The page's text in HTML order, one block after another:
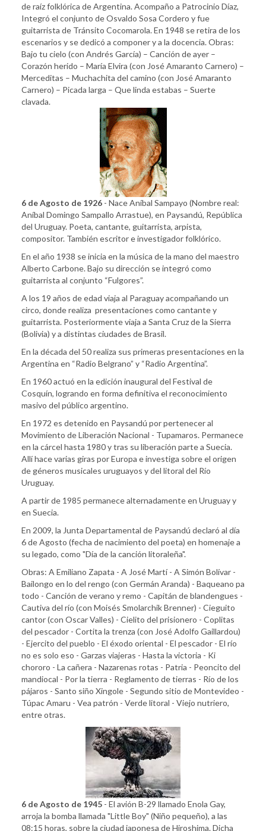
de raíz folklórica de Argentina. Acompaño a Patrocinio Díaz,
Integró el conjunto de Osvaldo Sosa Cordero y fue
guitarrista de Tránsito Cocomarola. En 1948 se retira de los
escenarios y se dedicó a componer y a la docencia. Obras:
Bajo tu cielo (con Andrés García) – Canción de ayer –
Corazón herido – María Elvira (con José Amaranto Carnero) –
Merceditas – Muchachita del camino (con José Amaranto
Carnero) – Picada larga – Que linda estabas – Suerte
clavada.
6 de Agosto de 1926 - Nace Aníbal Sampayo (Nombre real:
Aníbal Domingo Sampallo Arrastue), en Paysandú, República
del Uruguay. Poeta, cantante, guitarrista, arpista,
compositor. También escritor e investigador folklórico.
En el año 1938 se inicia en la música de la mano del maestro
Alberto Carbone. Bajo su dirección se integró como
guitarrista al conjunto “Fulgores”.
A los 19 años de edad viaja al Paraguay acompañando un
circo, donde realiza presentaciones como cantante y
guitarrista. Posteriormente viaja a Santa Cruz de la Sierra
(Bolivia) y a distintas ciudades de Brasil.
En la década del 50 realiza sus primeras presentaciones en la
Argentina en “Radio Belgrano” y “Radio Argentina”.
En 1960 actuó en la edición inaugural del Festival de
Cosquín, logrando en forma definitiva el reconocimiento
masivo del público argentino.
En 1972 es detenido en Paysandú por pertenecer al
Movimiento de Liberación Nacional - Tupamaros. Permanece
en la cárcel hasta 1980 y tras su liberación parte a Suecia.
Allí hace varias giras por Europa e investiga sobre el origen
de géneros musicales uruguayos y del litoral del Río
Uruguay.
A partir de 1985 permanece alternadamente en Uruguay y
en Suecia.
En 2009, la Junta Departamental de Paysandú declaró al día
6 de Agosto (fecha de nacimiento del poeta) en homenaje a
su legado, como "Día de la canción litoraleña".
Obras: A Emiliano Zapata - A José Martí - A Simón Bolívar -
Bailongo en lo del rengo (con Germán Aranda) - Baqueano pa
todo - Canción de verano y remo - Capitán de blandengues -
Cautiva del río (con Moisés Smolarchik Brenner) - Cieguito
cantor (con Oscar Valles) - Cielito del prisionero - Coplitas
del pescador - Cortita la trenza (con José Adolfo Gaillardou)
- Ejercito del pueblo - El éxodo oriental - El pescador - El río
no es solo eso - Garzas viajeras - Hasta la victoria - Ki
chororo - La cañera - Nazarenas rotas - Patria - Peoncito del
mandiocal - Por la tierra - Reglamento de tierras - Río de los
pájaros - Santo siño Xingole - Segundo sitio de Montevideo -
Túpac Amaru - Vea patrón - Verde litoral - Viejo nutriero,
entre otras.
6 de Agosto de 1945 - El avión B-29 llamado Enola Gay,
arroja la bomba llamada "Little Boy" (Niño pequeño), a las
08:15 horas, sobre la ciudad japonesa de Hiroshima. Dicha